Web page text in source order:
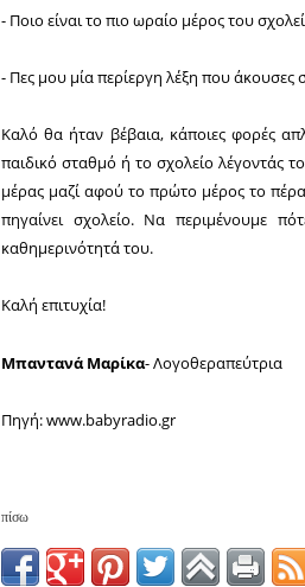
- Ποιο είναι το πιο ωραίο μέρος του
- Πες μου μία περίεργη λέξη που άκουσες
Καλό θα ήταν βέβαια, κάποιες φορές
παιδικό σταθμό ή το σχολείο λέγοντάς
μέρας μαζί αφού το πρώτο μέρος το
πηγαίνει σχολείο. Να περιμένουμε
καθημερινότητά του.
Καλή επιτυχία!
Μπαντανά Μαρίκα- Λογοθεραπεύτρια
Πηγή: www.babyradio.gr
πίσω